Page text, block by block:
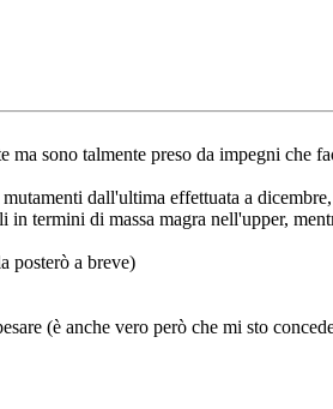
ma sono talmente preso da impegni che
dall'ultima effettuata a
termini di massa magra nell'upper,
posterò a breve)
(è anche vero però che mi sto